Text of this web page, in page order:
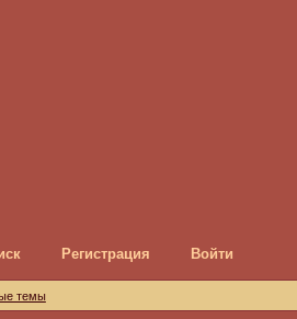
Регистрация Войти
темы